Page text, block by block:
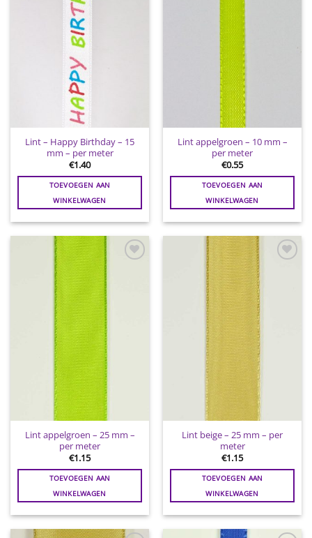
Lint – Happy Birthday – 15
mm – per meter
€1.40
TOEVOEGEN AAN
WINKELWAGEN
Lint appelgroen – 10 mm –
per meter
€0.55
TOEVOEGEN AAN
WINKELWAGEN
Toevoegen
Lint appelgroen – 25 mm –
per meter
€1.15
TOEVOEGEN AAN
WINKELWAGEN
Toevoegen
wenslijst
Lint beige – 25 mm – per
meter
€1.15
TOEVOEGEN AAN
WINKELWAGEN